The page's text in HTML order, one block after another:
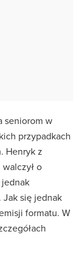
seniorom w
przypadkach
Henryk z
o
jednak
się jednak
formatu. W